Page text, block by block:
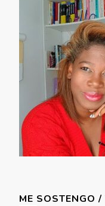
ME SOSTENGO